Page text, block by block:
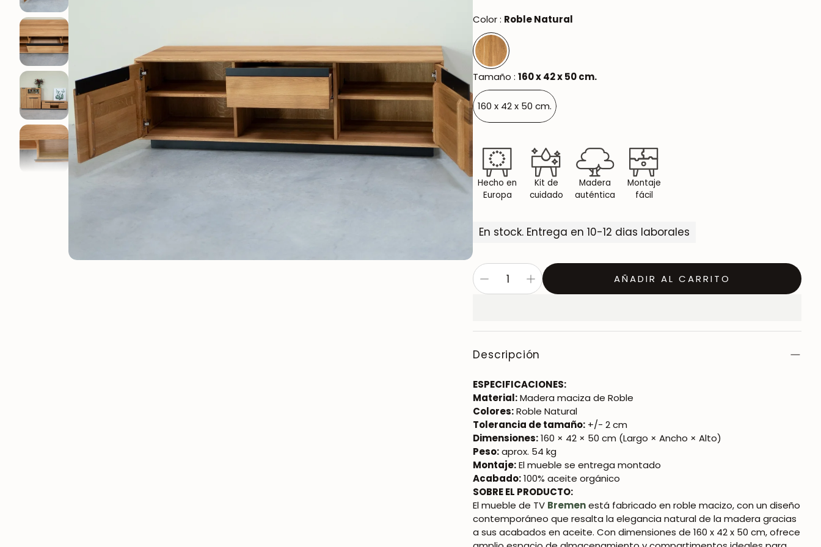
Mauritz NordicStory
Milan NordicStory
Moritz NordicStory
Regal NordicStory
Runa NordicStory
Mozaik LoftStory
Montenegro LoftStory
Color : Roble Natural
Tamaño :160 x 42 x 50 cm.
160 x 42 x 50 cm.
Hecho en
Europa
Kit de
cuidado
Madera
auténtica
Montaje
fácil
En stock. Entrega en 10-12 dias laborales
AÑADIR AL CARRITO
Descripción
ESPECIFICACIONES:
Material:Madera maciza de Roble
Colores:Roble Natural
Tolerancia de tamaño: +/- 2 cm
Dimensiones:160 × 42 × 50 cm (Largo × Ancho × Alto)
Peso:aprox. 54 kg
Montaje:El mueble se entrega montado
Acabado:100% aceite orgánico
SOBRE EL PRODUCTO:
El mueble de TV Bremenestá fabricado en roble macizo, con un diseño
contemporáneo que resalta la elegancia natural de la madera gracias
a sus acabados en aceite. Con dimensiones de 160 x 42 x 50 cm, ofrece